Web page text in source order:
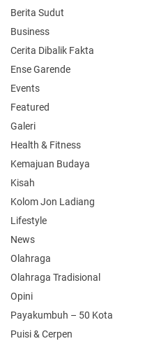
Berita Sudut
Business
Cerita Dibalik Fakta
Ense Garende
Events
Featured
Galeri
Health & Fitness
Kemajuan Budaya
Kisah
Kolom Jon Ladiang
Lifestyle
News
Olahraga
Olahraga Tradisional
Opini
Payakumbuh – 50 Kota
Puisi & Cerpen